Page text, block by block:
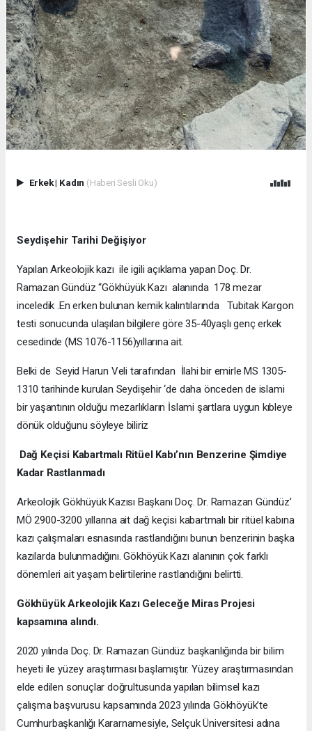
Erkek| Kadın (Haberi Sesli Oku)
Seydişehir Tarihi Değişiyor
Yapılan Arkeolojik kazı ile igili açıklama yapan Doç. Dr.
Ramazan Gündüz “Gökhüyük Kazı alanında 178 mezar
inceledik .En erken bulunan kemik kalıntılarında Tubitak Kargon
testi sonucunda ulaşılan bilgilere göre 35-40yaşlı genç erkek
cesedinde (MS 1076-1156)yıllarına ait.
Belki de Seyid Harun Veli tarafından İlahi bir emirle MS 1305-
1310 tarihinde kurulan Seydişehir ‘de daha önceden de islami
bir yaşantının olduğu mezarlıkların İslami şartlara uygun kıbleye
dönük olduğunu söyleye biliriz
Dağ Keçisi Kabartmalı Ritüel Kabı’nın Benzerine Şimdiye
Kadar Rastlanmadı
Arkeolojik Gökhüyük Kazısı Başkanı Doç. Dr. Ramazan Gündüz’
MÖ 2900-3200 yıllarına ait dağ keçisi kabartmalı bir ritüel kabına
kazı çalışmaları esnasında rastlandığını bunun benzerinin başka
kazılarda bulunmadığını. Gökhöyük Kazı alanının çok farklı
dönemleri ait yaşam belirtilerine rastlandığını belirtti.
Gökhüyük Arkeolojik Kazı Geleceğe Miras Projesi
kapsamına alındı.
2020 yılında Doç. Dr. Ramazan Gündüz başkanlığında bir bilim
heyeti ile yüzey araştırması başlamıştır. Yüzey araştırmasından
elde edilen sonuçlar doğrultusunda yapılan bilimsel kazı
çalışma başvurusu kapsamında 2023 yılında Gökhöyük’te
Cumhurbaşkanlığı Kararnamesiyle, Selçuk Üniversitesi adına